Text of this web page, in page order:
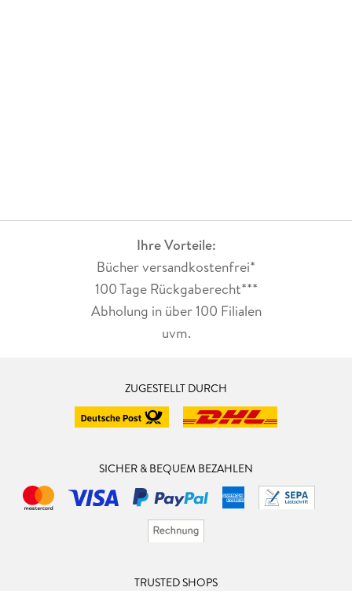
Ihre Vorteile:
Bücher versandkostenfrei*
100 Tage Rückgaberecht***
Abholung in über 100 Filialen
uvm.
ZUGESTELLT DURCH
SICHER & BEQUEM BEZAHLEN
TRUSTED SHOPS